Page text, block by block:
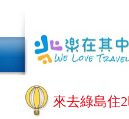
來去綠島住